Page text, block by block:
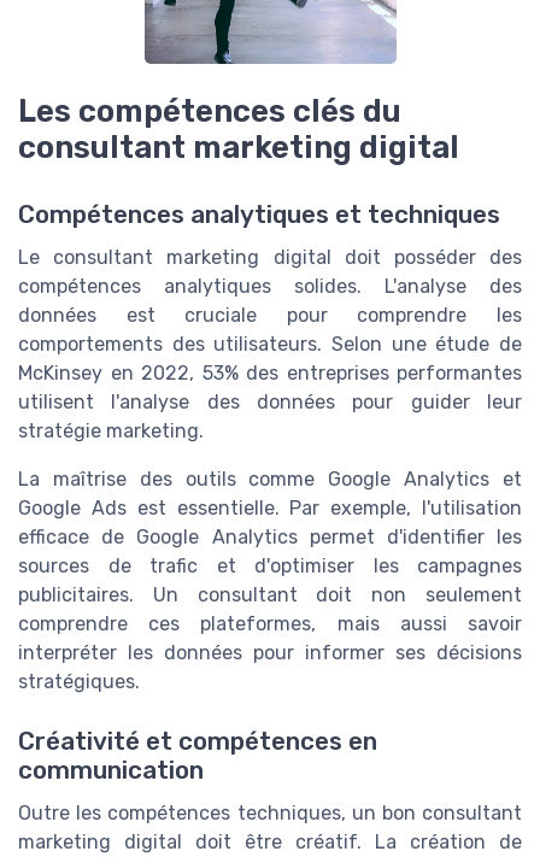
Les compétences clés du
consultant marketing digital
Compétences analytiques et techniques
Le consultant marketing digital doit posséder des
compétences analytiques solides. L'analyse des
données est cruciale pour comprendre les
comportements des utilisateurs. Selon une étude de
McKinsey en 2022, 53% des entreprises performantes
utilisent l'analyse des données pour guider leur
stratégie marketing.
La maîtrise des outils comme Google Analytics et
Google Ads est essentielle. Par exemple, l'utilisation
efficace de Google Analytics permet d'identifier les
sources de trafic et d'optimiser les campagnes
publicitaires. Un consultant doit non seulement
comprendre ces plateformes, mais aussi savoir
interpréter les données pour informer ses décisions
stratégiques.
Créativité et compétences en
communication
Outre les compétences techniques, un bon consultant
marketing digital doit être créatif. La création de